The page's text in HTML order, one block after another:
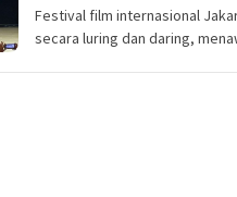
Festival film internasional
secara luring dan daring,